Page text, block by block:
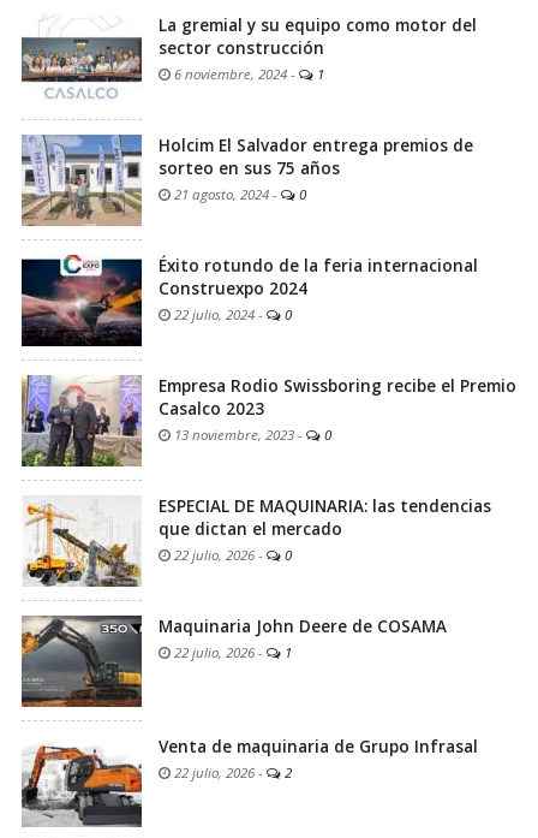
La gremial y su equipo como motor del
sector construcción
6 noviembre, 2024 - 1
Holcim El Salvador entrega premios de
sorteo en sus 75 años
21 agosto, 2024 - 0
Éxito rotundo de la feria internacional
Construexpo 2024
22 julio, 2024 - 0
Empresa Rodio Swissboring recibe el Premio
Casalco 2023
13 noviembre, 2023 - 0
ESPECIAL DE MAQUINARIA: las tendencias
que dictan el mercado
22 julio, 2026 - 0
Maquinaria John Deere de COSAMA
22 julio, 2026 - 1
Venta de maquinaria de Grupo Infrasal
22 julio, 2026 - 2